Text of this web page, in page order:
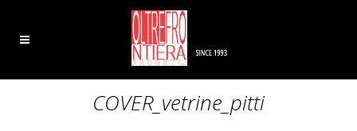
COVER_vetrine_pitti